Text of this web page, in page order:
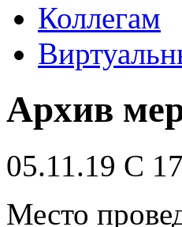
Коллегам
Архив
05.11.19 C
Место